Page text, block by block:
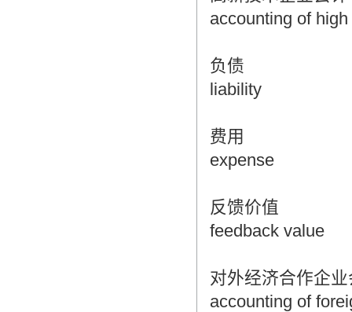
accounting of
负债
liability
费用
expense
反馈价值
feedback value
对外经济合作企
accounting of